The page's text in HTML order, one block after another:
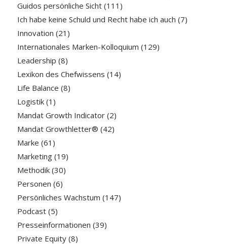
Guidos persönliche Sicht(111)
Ich habe keine Schuld und Recht habe ich auch (7)
Innovation (21)
Internationales Marken-Kolloquium (129)
Leadership (8)
Lexikon des Chefwissens (14)
Life Balance (8)
Logistik(1)
Mandat Growth Indicator(2)
Mandat Growthletter® (42)
Marke (61)
Marketing(19)
Methodik(30)
Personen (6)
Persönliches Wachstum (147)
Podcast(5)
Presseinformationen (39)
Private Equity(8)